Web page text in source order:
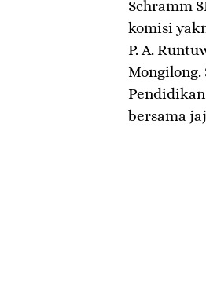
Schramm
komisi
P. A.
bersama